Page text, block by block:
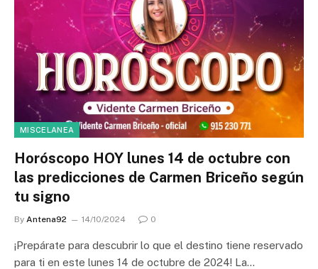
MISCELANEA
Horóscopo HOY lunes 14 de octubre con
las predicciones de Carmen Briceño según
tu signo
By Antena92 14/10/2024 0
¡Prepárate para descubrir lo que el destino tiene reservado
para ti en este lunes 14 de octubre de 2024! La…